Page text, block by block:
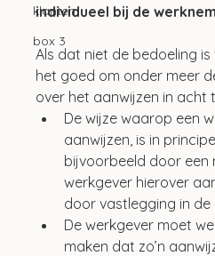
klanten
box 3
individueel bij de
Als dat niet de bedoeling is
het goed om onder meer
over het aanwijzen in acht
De wijze waarop een
aanwijzen, is in
bijvoorbeeld door een
werkgever hierover
door vastlegging in de
De werkgever moet
maken dat zo’n